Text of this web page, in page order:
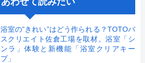
浴室の”きれい”はどう作られる？TOTOバ
スクリエイト佐倉工場を取材。浴室「シ
ンラ」体験と新機能「浴室クリアキー
プ」